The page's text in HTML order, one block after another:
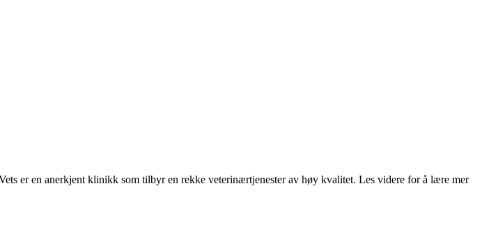
er en anerkjent klinikk som tilbyr en rekke veterinærtjenester av høy kvalitet. Les videre for å lære mer